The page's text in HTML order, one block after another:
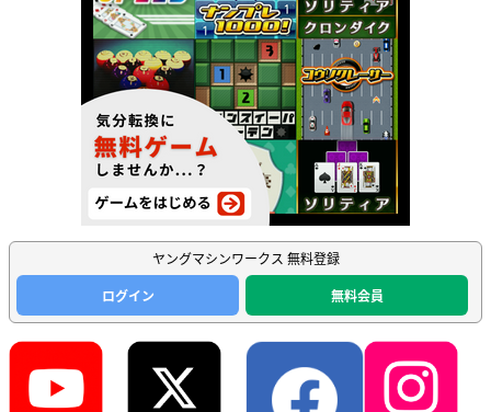
ヤングマシンワークス 無料登録
ログイン
無料会員